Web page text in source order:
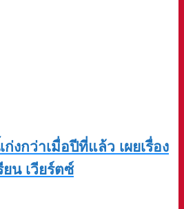
งกว่าเมื่อปีที่แล้ว เผยเรื่อง
น เวียร์ตซ์